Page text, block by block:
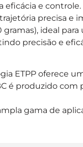
eficácia e controle.
precisa e
gramas), ideal
precisão e
ETPP oferece
é produzido com
gama de